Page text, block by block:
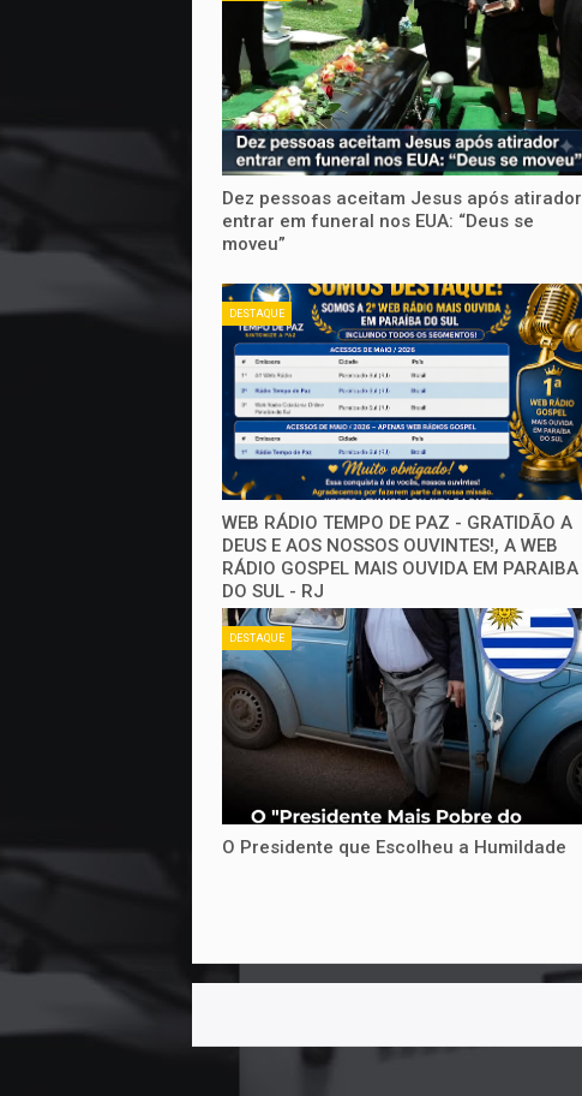
Dez pessoas aceitam Jesus após atirador
entrar em funeral nos EUA: “Deus se
moveu”
DESTAQUE
WEB RÁDIO TEMPO DE PAZ - GRATIDÃO A
DEUS E AOS NOSSOS OUVINTES!, A WEB
RÁDIO GOSPEL MAIS OUVIDA EM PARAIBA
DO SUL - RJ
DESTAQUE
O Presidente que Escolheu a Humildade